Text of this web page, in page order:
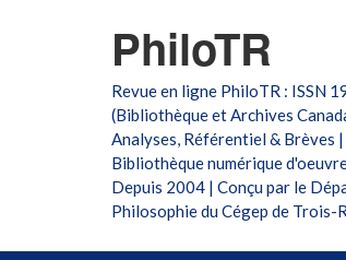
PhiloTR
Revue en ligne PhiloTR : ISSN
(Bibliothèque et Archives
Analyses, Référentiel & Brèves
Bibliothèque numérique
Depuis 2004 | Conçu par le
Philosophie du Cégep de Trois-